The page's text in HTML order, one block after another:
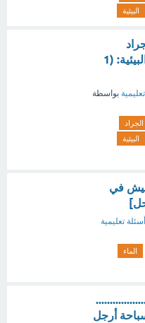
البيئية
والتماسيح تغير الأنظمة البيئية: (1
بواسطة
الجراد
البيئية
في
أسئلة تعليمية
الماء
أرجل